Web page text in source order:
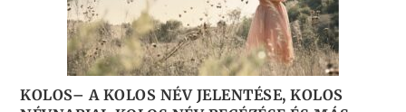
KOLOS– A KOLOS NÉV JELENTÉSE, KOLOS